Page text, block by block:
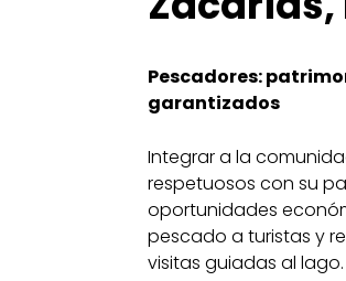
Pescadores:
garantizados
Integrar a la
respetuosos con su
oportunidades
pescado a turistas y
visitas guiadas al lago.